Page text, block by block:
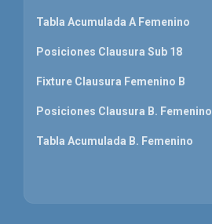
Tabla Acumulada A Femenino
Posiciones Clausura Sub 18
Fixture Clausura Femenino B
Posiciones Clausura B. Femenino
Tabla Acumulada B. Femenino